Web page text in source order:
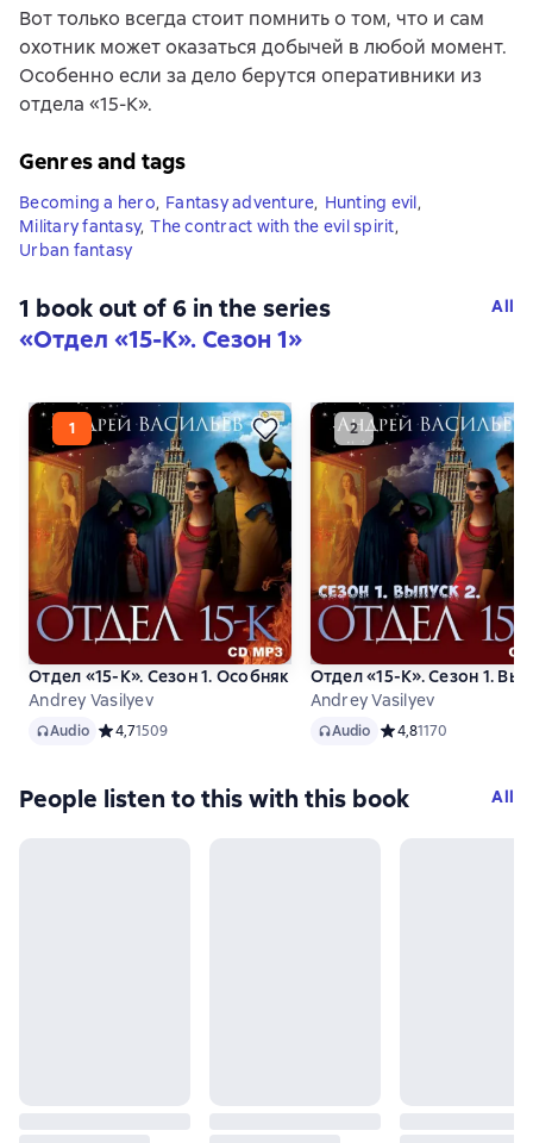
Вот только всегда стоит помнить о том, что и сам
охотник может оказаться добычей в любой момент.
Особенно если за дело берутся оперативники из
отдела «15-К».
Genres and tags
Becoming a hero, Fantasy adventure, Hunting evil,
Military fantasy, The contract with the evil spirit,
Urban fantasy
1 book out of 6 in the series
«Отдел «15-К». Сезон 1»
All
Отдел «15-К». Сезон 1. Особняк и его обитатели. Старушки
Andrey Vasilyev
AudioAudio Средний рейтинг 4,7 на основе 1509 оценок
4,71509
Отдел «15-К». Сезон 1.
Andrey Vasilyev
AudioAudio Средний рейтинг 4,8
4,81170
People listen to this with this book All